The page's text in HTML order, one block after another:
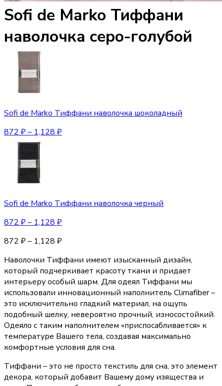
Sofi de Marko Тиффани
наволочка серо-голубой
Sofi de Marko Тиффани наволочка шоколадный
872 ₽– 1,128 ₽
Sofi de Marko Тиффани наволочка черный
872 ₽– 1,128 ₽
872 ₽– 1,128 ₽
Наволочки Тиффани имеют изысканный дизайн,
который подчеркивает красоту ткани и придает
интерьеру особый шарм. Для одеял Тиффани мы
использовали инновационный наполнитель Climafiber –
это исключительно гладкий материал, на ощупь
подобный шелку, невероятно прочный, износостойкий.
Одеяло с таким наполнителем «приспосабливается» к
температуре Вашего тела, создавая максимально
комфортные условия для сна.
Тиффани – это не просто текстиль для сна, это элемент
декора, который добавит Вашему дому изящества и